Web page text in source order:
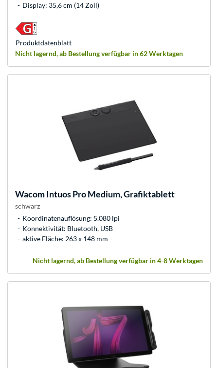
Display: 35,6 cm (14 Zoll)
Nicht lagernd, ab Bestellung verfügbar in 62 Werktagen
Produkt­datenblatt
WacomIntuos Pro Medium, Grafiktablett
schwarz
Koordinatenauflösung: 5.080 lpi
Konnektivität: Bluetooth, USB
aktive Fläche: 263 x 148 mm
Nicht lagernd, ab Bestellung verfügbar in 4-8 Werktagen